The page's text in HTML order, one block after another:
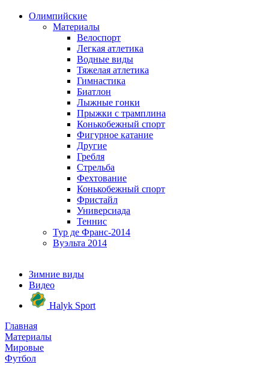
Олимпийские
Материалы
Велоспорт
Легкая атлетика
Водные виды
Тяжелая атлетика
Гимнастика
Биатлон
Лыжные гонки
Прыжки с трамплина
Конькобежный спорт
Фигурное катание
Другие
Гребля
Стрельба
Фехтование
Конькобежный спорт
Фристайл
Универсиада
Теннис
Тур де Франс-2014
Вуэльта 2014
Зимние виды
Видео
Halyk Sport
Главная
Материалы
Мировые
Футбол